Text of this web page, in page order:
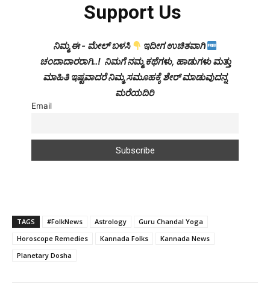
Support Us
ನಿಮ್ಮ ಈ - ಮೇಲ್ ಬಳಸಿ
ಇದೀಗ ಉಚಿತವಾಗಿ
ಚಂದಾದಾರರಾಗಿ..! ನಿಮಗೆ ನಮ್ಮ ಕಥೆಗಳು, ಹಾಡುಗಳು ಮತ್ತು
ಮಾಹಿತಿ ಇಷ್ಟವಾದರೆ ನಿಮ್ಮ ಸಮೂಹಕ್ಕೆ ಶೇರ್ ಮಾಡುವುದನ್ನ
ಮರೆಯದಿರಿ
Email
TAGS #FolkNews Astrology
Guru Chandal Yoga
Horoscope Remedies
Kannada Folks
Kannada News
Planetary Dosha